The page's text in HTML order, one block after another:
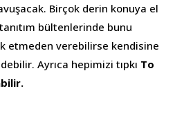
Birçok derin konuya el
bültenlerinde bunu
etmeden verebilirse kendisine
Ayrıca hepimizi tıpkı To